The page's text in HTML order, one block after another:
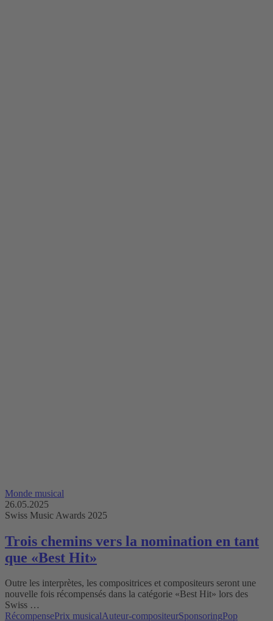
Monde musical
26.05.2025
Swiss Music Awards 2025
Trois chemins vers la nomination en tant
que «Best Hit»
Outre les interprètes, les compositrices et compositeurs seront une
nouvelle fois récompensés dans la catégorie «Best Hit» lors des
Swiss …
RécompensePrix musicalAuteur-compositeurSponsoringPop